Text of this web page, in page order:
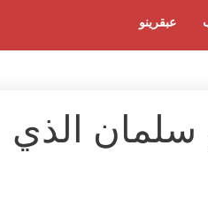
عبقرينو
سلمان الذي